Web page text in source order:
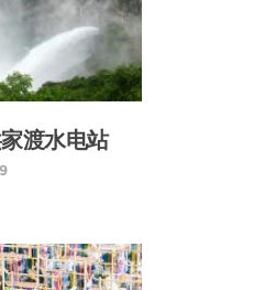
渡水电站